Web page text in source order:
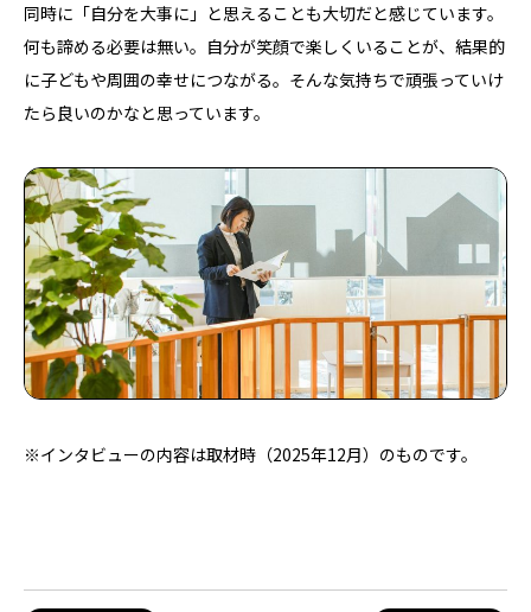
コーポレートサイト 新卒採用
キャリア採用
ゼネコン事業採用
ゼネコン意匠設計採用
ゼネコン関西拠点採用
デザイン注文住宅特設サイト
パーチャル展示場
プライバシーポリシー
お問い合わせ
© 2026 OPEN HOUSE Architect CO., LTD.
同時に「自分を大事に」と思えることも大切だと感じています。
何も諦める必要は無い。自分が笑顔で楽しくいることが、結果的
に子どもや周囲の幸せにつながる。そんな気持ちで頑張っていけ
たら良いのかなと思っています。
※インタビューの内容は取材時（2025年12月）のものです。